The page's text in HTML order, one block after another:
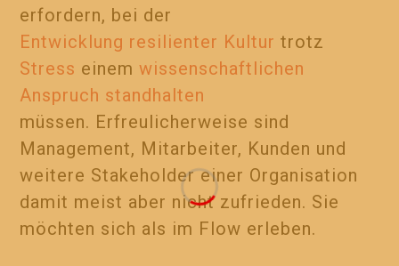
erfordern, bei der
Entwicklung resilienter Kultur trotz
Stress einemwissenschaftlichen
Anspruch standhalten
müssen. Erfreulicherweise sind
Management, Mitarbeiter, Kunden und
weitere Stakeholder einer Organisation
damit meist aber nicht zufrieden. Sie
möchten sich als im Flow erleben.